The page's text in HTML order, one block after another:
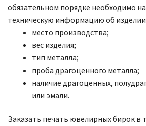
обязательном порядке необходимо
техническую информацию об
место производства;
вес изделия;
тип металла;
проба драгоценного металла;
наличие драгоценных,
или эмали.
Заказать печать ювелирных бирок в